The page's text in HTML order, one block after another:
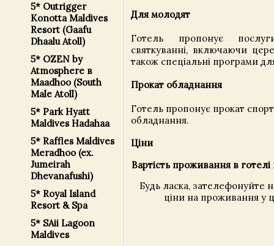
5* Outrigger
Konotta Maldives
Resort (Gaafu
Dhaalu Atoll)
5* OZEN by
Atmosphere в
Maadhoo (South
Male Atoll)
5* Park Hyatt
Maldives Hadahaa
5* Raffles Maldives
Meradhoo (ex.
Jumeirah
Dhevanafushi)
5* Royal Island
Resort & Spa
5* SAii Lagoon
Maldives
Для молодят
Готель пропонує
святкуванні, включаючи
також спеціальні програми
Прокат обладнання
Готель пропонує прокат
обладнання.
Ціни
Вартість проживання в
Будь ласка, зателефонуйте
ціни на проживання у